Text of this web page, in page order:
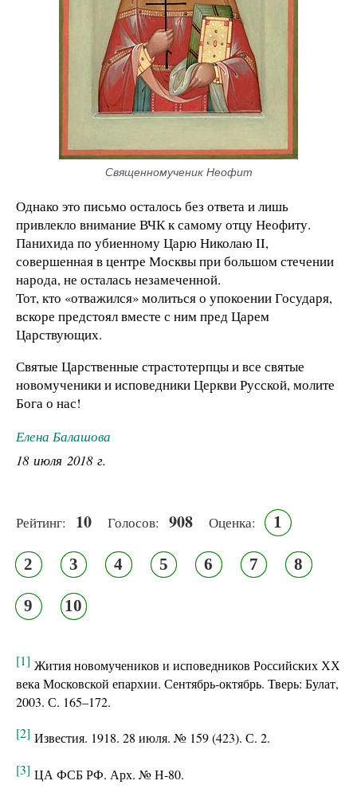
Священномученик Неофит
Однако это письмо осталось без ответа и лишь
привлекло внимание ВЧК к самому отцу Неофиту.
Панихида по убиенному Царю Николаю II,
совершенная в центре Москвы при большом стечении
народа, не осталась незамеченной.
Тот, кто «отважился» молиться о упокоении Государя,
вскоре предстоял вместе с ним пред Царем
Царствующих.
Святые Царственные страстотерпцы и все святые
новомученики и исповедники Церкви Русской, молите
Бога о нас!
Елена Балашова
18 июля 2018 г.
Рейтинг: 10 Голосов: 908 Оценка: 1
2 3 4 5 6 7 8
9 10
[1] Жития новомучеников и исповедников Российских ХХ
века Московской епархии. Сентябрь-октябрь. Тверь: Булат,
2003. С. 165–172.
[2] Известия. 1918. 28 июля. № 159 (423). С. 2.
[3] ЦА ФСБ РФ. Арх. № Н-80.